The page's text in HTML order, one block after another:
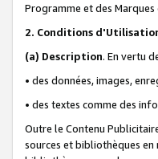
Programme et des
2. Conditions
(a) Description. En vertu
• des données, images,
• des textes comme des
Outre le Contenu
sources et bibliothèques en